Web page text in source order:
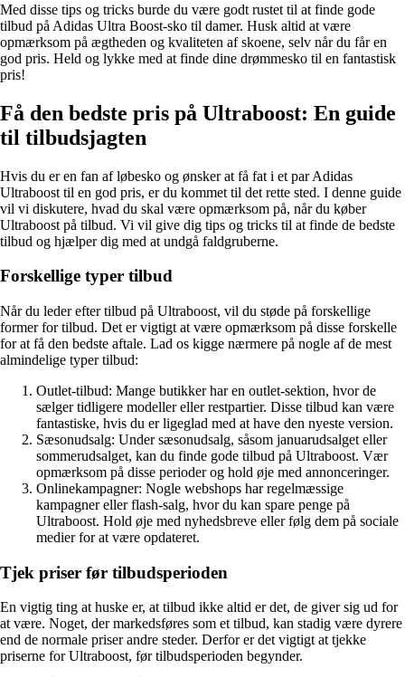
Med disse tips og tricks burde du være godt rustet til at finde gode
tilbud på Adidas Ultra Boost-sko til damer. Husk altid at være
opmærksom på ægtheden og kvaliteten af skoene, selv når du får en
god pris. Held og lykke med at finde dine drømmesko til en fantastisk
pris!
Få den bedste pris på Ultraboost: En guide
til tilbudsjagten
Hvis du er en fan af løbesko og ønsker at få fat i et par Adidas
Ultraboost til en god pris, er du kommet til det rette sted. I denne guide
vil vi diskutere, hvad du skal være opmærksom på, når du køber
Ultraboost på tilbud. Vi vil give dig tips og tricks til at finde de bedste
tilbud og hjælper dig med at undgå faldgruberne.
Forskellige typer tilbud
Når du leder efter tilbud på Ultraboost, vil du støde på forskellige
former for tilbud. Det er vigtigt at være opmærksom på disse forskelle
for at få den bedste aftale. Lad os kigge nærmere på nogle af de mest
almindelige typer tilbud:
Outlet-tilbud: Mange butikker har en outlet-sektion, hvor de
sælger tidligere modeller eller restpartier. Disse tilbud kan være
fantastiske, hvis du er ligeglad med at have den nyeste version.
Sæsonudsalg: Under sæsonudsalg, såsom januarudsalget eller
sommerudsalget, kan du finde gode tilbud på Ultraboost. Vær
opmærksom på disse perioder og hold øje med annonceringer.
Onlinekampagner: Nogle webshops har regelmæssige
kampagner eller flash-salg, hvor du kan spare penge på
Ultraboost. Hold øje med nyhedsbreve eller følg dem på sociale
medier for at være opdateret.
Tjek priser før tilbudsperioden
En vigtig ting at huske er, at tilbud ikke altid er det, de giver sig ud for
at være. Noget, der markedsføres som et tilbud, kan stadig være dyrere
end de normale priser andre steder. Derfor er det vigtigt at tjekke
priserne for Ultraboost, før tilbudsperioden begynder.